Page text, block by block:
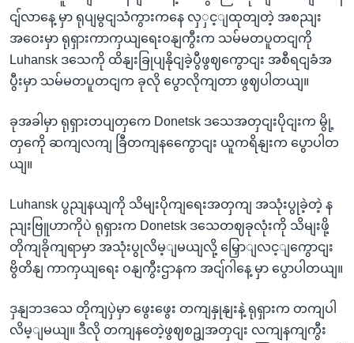
ငျ်လာနေ့ မှာ ရုပျမွငျသံကွားကနေ လှှင့ျထုတျတဲ့ အစညျး
အဝေးမှာ ရုရှားကာကှယျရေးဝနျကွီးက သမ်မတပူတငျကို
Luhansk ဒသေကို ထိနျးခြုပျနိုငျခဲ့ပွီဖွဈကွောငျး အစီရငျခံအ
ပွီးမှာ သမ်မတပူတငျက ခုလို ပွောလိုကျတာ ဖွဈပါတယျ။
ခုအခါမှာ ရုရှားတပျတှကေ Donetsk ဒသေအတှငျးပိုငျးက မွို့
တှကေို ဆကျလကျ ခြီတကျနကွေောငျး ယူကရိနျးက ပွောပါတ
ယျ။
Luhansk ပွညျနယျကို သိမျးပိုကျရေးအတှကျ အသုံးပွုခဲ့တဲ့ န
ညျးဗြူဟာကိုပဲ ရုရှားက Donetsk ဒသေတဈခုလုံးကို သိမျးဖို့
တိုကျခိုကျရာမှာ အသုံးပွုလိမ့ျမယျလို့ မြှောျလင့ျကွောငျး
ဗွိတိနျ ကာကှယျရေး ဝနျကွီးဌာနက အငျ်ဂါနေ့ မှာ ပွောပါတယျ။
ဒှနျဘဒသေ တိုကျပှဲမှာ ဖွေးဖွေး တကျနှုနျးနဲ့ ရုရှားက တကျပါ
လိမ့ျမယျ။ ဒီလို တကျနတေဲ့ဖွဈစဥျအတှငျး လကျနကျကွီး